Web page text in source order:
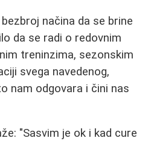
načina da se brine
da se radi o redovnim
treninzima, sezonskim
svega navedenog,
nam odgovara i čini nas
"Sasvim je ok i kad cure